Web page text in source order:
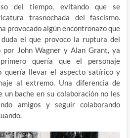
del tiempo, evitando que se
trasnochada del fascismo.
provocado algún encontronazo que
el que provoco la ruptura del
John Wagner y Alan Grant, ya
quería que el personaje
quería llevar el aspecto satírico y
al extremo. Una diferencia de
un bache en su colaboración no les
amigos y seguir colaborando